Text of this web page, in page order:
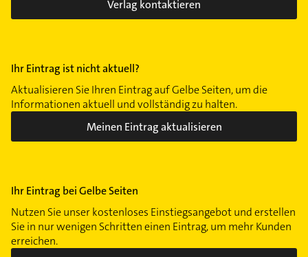
Verlag kontaktieren
Ihr Eintrag ist nicht aktuell?
Aktualisieren Sie Ihren Eintrag auf Gelbe Seiten, um die
Informationen aktuell und vollständig zu halten.
Meinen Eintrag aktualisieren
Ihr Eintrag bei Gelbe Seiten
Nutzen Sie unser kostenloses Einstiegsangebot und erstellen
Sie in nur wenigen Schritten einen Eintrag, um mehr Kunden
erreichen.